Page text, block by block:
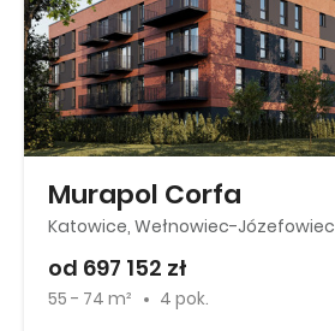
Murapol Corfa
Katowice, Wełnowiec-Józefowiec
od 697 152 zł
55 - 74 m² 4 pok.